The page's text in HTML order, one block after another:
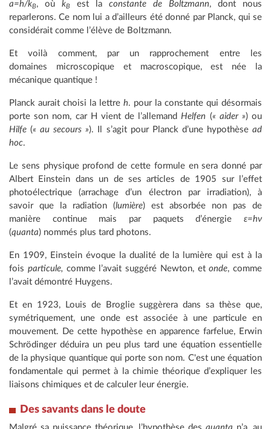
a=h/kB, où kB est la constante de Boltzmann, dont nous
reparlerons. Ce nom lui a d’ailleurs été donné par Planck, qui se
considérait comme l’élève de Boltzmann.
Et voilà comment, par un rapprochement entre les
domaines microscopique et macroscopique, est née la
mécanique quantique !
Planck aurait choisi la lettre h. pour la constante qui désormais
porte son nom, car H vient de l’allemand Helfen (« aider ») ou
Hilfe (« au secours »). Il s’agit pour Planck d’une hypothèsead
hoc.
Le sens physique profond de cette formule en sera donné par
Albert Einstein dans un de ses articles de 1905 sur l’effet
photoélectrique (arrachage d’un électron par irradiation), à
savoir que la radiation (lumière) est absorbée non pas de
manière continue mais par paquets d’énergie ε=hν
(quanta) nommés plus tard photons.
En 1909, Einstein évoque la dualité de la lumière qui est à la
fois particule, comme l’avait suggéré Newton, etonde, comme
l’avait démontré Huygens.
Et en 1923, Louis de Broglie suggèrera dans sa thèse que,
symétriquement, une onde est associée à une particule en
mouvement. De cette hypothèse en apparence farfelue, Erwin
Schrödinger déduira un peu plus tard une équation essentielle
de la physique quantique qui porte son nom. C'est une équation
fondamentale qui permet à la chimie théorique d’expliquer les
liaisons chimiques et de calculer leur énergie.
Des savants dans le doute